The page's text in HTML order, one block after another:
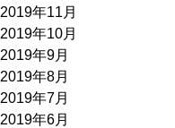
2019年11月
2019年10月
2019年9月
2019年8月
2019年7月
2019年6月